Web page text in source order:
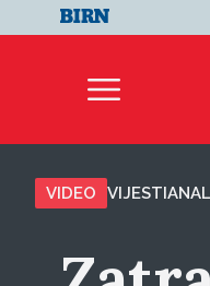
VIDEO VIJESTI